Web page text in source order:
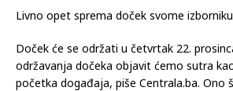
Livno opet sprema doček svome
Doček će se održati u četvrtak 22.
održavanja dočeka objavit ćemo sutra
početka događaja, piše Centrala.ba. Ono